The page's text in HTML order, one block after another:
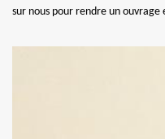
sur nous pour rendre un ouvrage